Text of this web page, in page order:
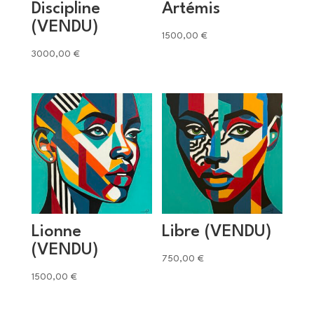
Discipline
(VENDU)
3000,00 €
Artémis
1500,00€
Lionne
(VENDU)
1500,00 €
Libre (VENDU)
750,00€